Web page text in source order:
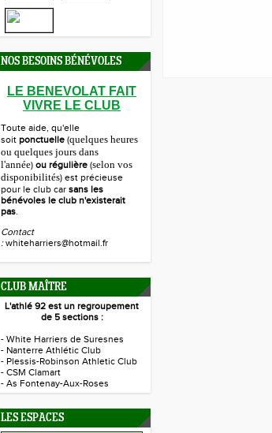
NOS BESOINS BÉNÉVOLES
LE BENEVOLAT FAIT
VIVRE LE CLUB
Toute aide, qu'elle
soit ponctuelle (quelques heures
ou quelques jours dans
l'année) ou régulière (selon vos
disponibilités) est précieuse
pour le club car sans les
bénévoles le club n'existerait
pas.
Contact
:whiteharriers@hotmail.fr
CLUB MAÎTRE
L'athlé 92 est un regroupement
de 5 sections :
- White Harriers de Suresnes
- Nanterre Athlétic Club
- Plessis-Robinson Athletic Club
- CSM Clamart
- As Fontenay-Aux-Roses
LES ESPACES